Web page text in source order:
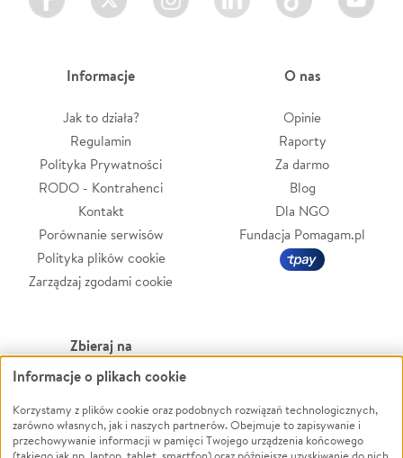
Informacje
Jak to działa?
Regulamin
Polityka Prywatności
RODO - Kontrahenci
Kontakt
Porównanie serwisów
Polityka plików cookie
Zarządzaj zgodami cookie
O nas
Opinie
Raporty
Za darmo
Blog
Dla NGO
Fundacja Pomagam.pl
Zbieraj na
Leczenie
Zwierzęta
Pożar
Powódź
Wichura
Informacje o plikach cookie
Korzystamy z plików cookie oraz podobnych rozwiązań technologicznych,
zarówno własnych, jak i naszych partnerów. Obejmuje to zapisywanie i
przechowywanie informacji w pamięci Twojego urządzenia końcowego